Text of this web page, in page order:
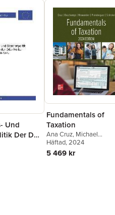
Und
Der Ddr
1970
Fundamentals of
Taxation
Ana Cruz, Michael
Deschamps,Frederick
Niswander
Prendergast
Häftad, 2024
5 469 kr